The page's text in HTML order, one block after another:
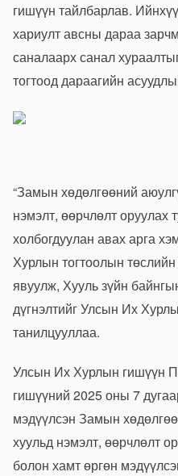
гишүүн тайлбарлав.
хариулт авсны дараа
саналаарх санал
тогтоод дараагийн
“Замын хөдөлгөөний
нэмэлт, өөрчлөлт оруулах
холбогдуулан авах арга
Хурлын тогтоолын
явуулж, Хууль зүйн
дүгнэлтийг Улсын Их
танилцууллаа.
Улсын Их Хурлын гишүүн
гишүүний 2025 оны 7
мэдүүлсэн Замын
хуульд нэмэлт, өөрчлөлт
болон хамт өргөн